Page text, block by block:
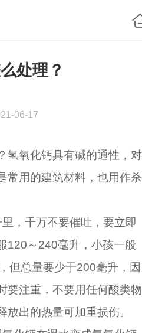
处理？
06-17
氢氧化钙具有碱的通性，对
常用的建筑材料，也用作杀
，千万不要催吐，要立即
120～240毫升，小孩一般
但总量要少于200毫升，因
要注重，不要用任何酸类物
放出的热量可加重损伤。